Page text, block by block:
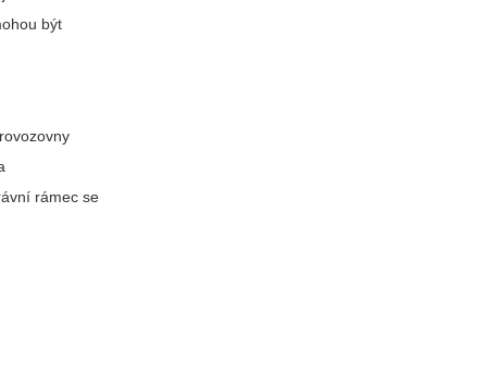
být
rámec se